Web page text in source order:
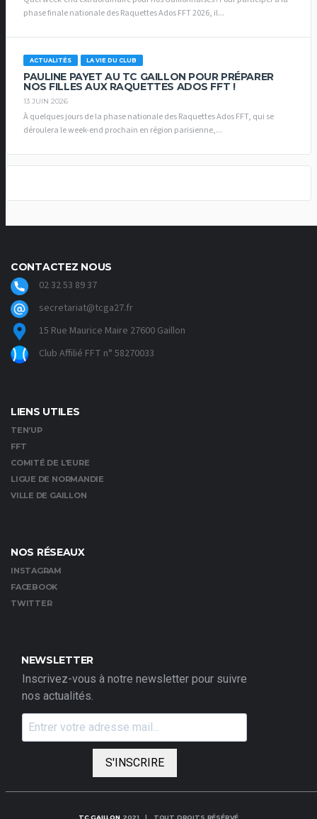
phase finale nationale des Raquettes Ados FFT 2026, il...
ACTUALITÉS LA VIE DU CLUB
PAULINE PAYET AU TC GAILLON POUR PRÉPARER
NOS FILLES AUX RAQUETTES ADOS FFT !
13 JUIN 2026
À quelques jours de la phase nationale des Raquettes Ados FFT, qui se
déroulera le week-end prochain en région parisienne,...
CONTACTEZ NOUS
02 32 53 89 37
secretariat@tcga27.fr
15 Rue Maurice Maire 27600 Gaillon
Club Affilié FFT n° 58270033
LIENS UTILES
TEN’UP
FFT
COMITÉ DE L’EURE
LIGUE DE NORMANDIE
VILLE DE GAILLON
NOS RÉSEAUX
INSTAGRAM
FACEBOOK
TWITTER
NEWSLETTER
Inscrivez-vous à notre newsletter pour suivre
nos actualités.
S'INSCRIRE
TC GAILLON2021 | TOUT DROITS RÉSÉRVÉ